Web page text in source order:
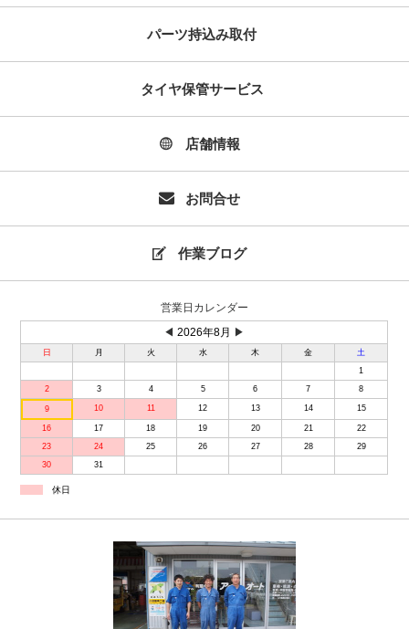
パーツ持込み取付
タイヤ保管サービス
店舗情報
お問合せ
作業ブログ
営業日カレンダー
◀ 2026年8月 ▶
日 月 火 水 木 金
土
1
2
3 4 5 6 7 8
9 10 11 12 13 14 15
16 17 18 19 20 21
22
23
24 25 26 27 28
29
30
31
休日